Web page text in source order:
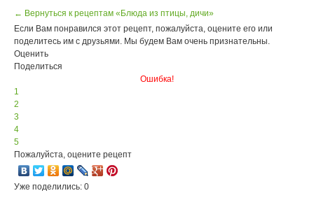
← Вернуться к рецептам «Блюда из птицы, дичи»
Если Вам понравился этот рецепт, пожалуйста, оцените его или
поделитесь им с друзьями. Мы будем Вам очень признательны.
Оценить
Поделиться
Ошибка!
1
2
3
4
5
Пожалуйста, оцените рецепт
Уже поделились: 0